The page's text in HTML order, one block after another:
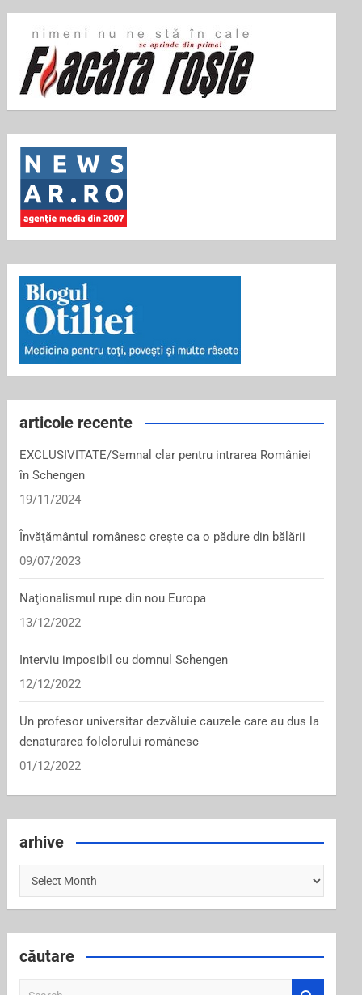
articole recente
EXCLUSIVITATE/Semnal clar pentru intrarea României
în Schengen
19/11/2024
Învăţământul românesc creşte ca o pădure din bălării
09/07/2023
Naţionalismul rupe din nou Europa
13/12/2022
Interviu imposibil cu domnul Schengen
12/12/2022
Un profesor universitar dezvăluie cauzele care au dus la
denaturarea folclorului românesc
01/12/2022
arhive
arhive
căutare